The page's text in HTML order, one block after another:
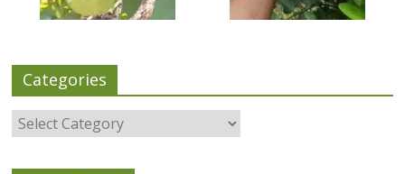
Categories
Categories